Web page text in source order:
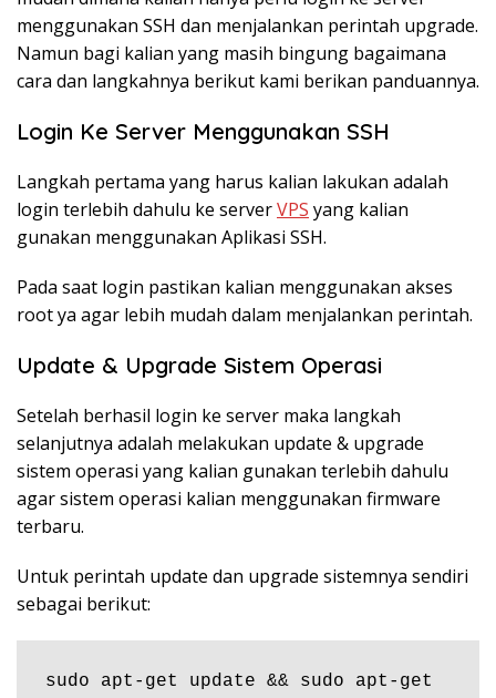
menggunakan SSH dan menjalankan perintah upgrade.
Namun bagi kalian yang masih bingung bagaimana
cara dan langkahnya berikut kami berikan panduannya.
Login Ke Server Menggunakan SSH
Langkah pertama yang harus kalian lakukan adalah
login terlebih dahulu ke serverVPS yang kalian
gunakan menggunakan Aplikasi SSH.
Pada saat login pastikan kalian menggunakan akses
root ya agar lebih mudah dalam menjalankan perintah.
Update & Upgrade Sistem Operasi
Setelah berhasil login ke server maka langkah
selanjutnya adalah melakukan update & upgrade
sistem operasi yang kalian gunakan terlebih dahulu
agar sistem operasi kalian menggunakan firmware
terbaru.
Untuk perintah update dan upgrade sistemnya sendiri
sebagai berikut:
sudo apt-get update && sudo apt-get